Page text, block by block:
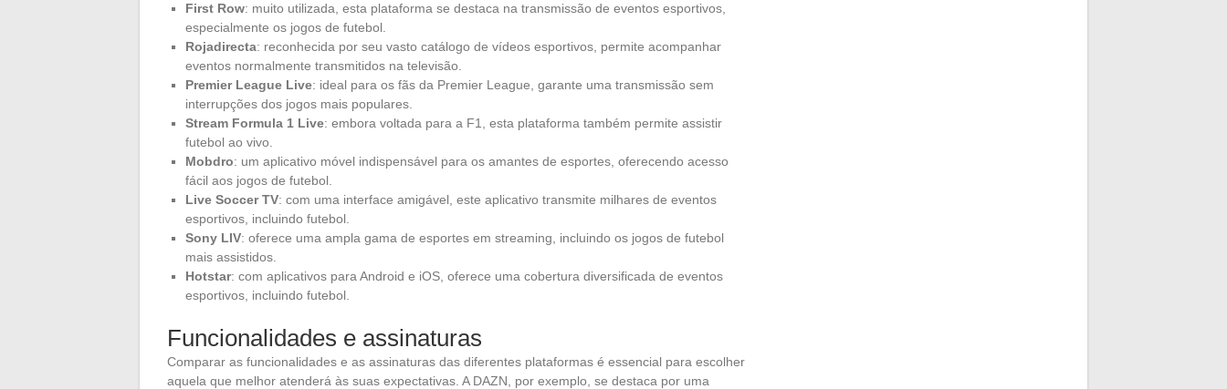
First Row: muito utilizada, esta plataforma se destaca na transmissão de eventos esportivos,
especialmente os jogos de futebol.
Rojadirecta: reconhecida por seu vasto catálogo de vídeos esportivos, permite acompanhar
eventos normalmente transmitidos na televisão.
Premier League Live: ideal para os fãs da Premier League, garante uma transmissão sem
interrupções dos jogos mais populares.
Stream Formula 1 Live: embora voltada para a F1, esta plataforma também permite assistir
futebol ao vivo.
Mobdro: um aplicativo móvel indispensável para os amantes de esportes, oferecendo acesso
fácil aos jogos de futebol.
Live Soccer TV: com uma interface amigável, este aplicativo transmite milhares de eventos
esportivos, incluindo futebol.
Sony LIV: oferece uma ampla gama de esportes em streaming, incluindo os jogos de futebol
mais assistidos.
Hotstar: com aplicativos para Android e iOS, oferece uma cobertura diversificada de eventos
esportivos, incluindo futebol.
Funcionalidades e assinaturas
Comparar as funcionalidades e as assinaturas das diferentes plataformas é essencial para escolher
aquela que melhor atenderá às suas expectativas. A DAZN, por exemplo, se destaca por uma